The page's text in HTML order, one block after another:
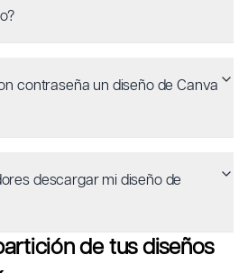
contraseña un diseño de Canva
descargar mi diseño de
de tus diseños